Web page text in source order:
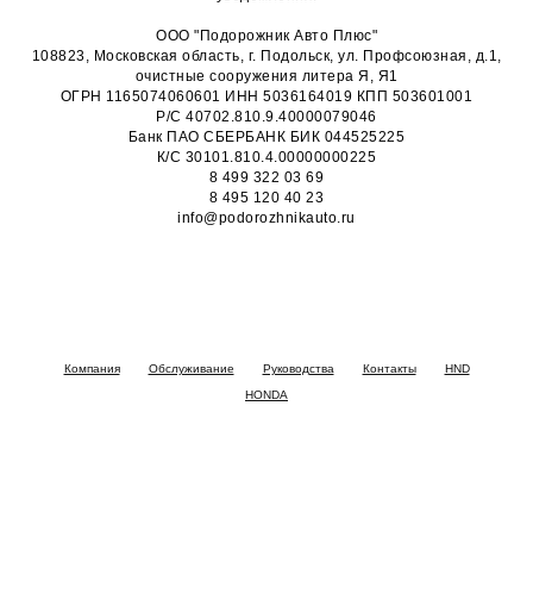
ООО "Подорожник Авто Плюс"
108823, Московская область, г. Подольск, ул. Профсоюзная, д.1,
очистные сооружения литера Я, Я1
ОГРН 1165074060601 ИНН 5036164019 КПП 503601001
Р/С 40702.810.9.40000079046
Банк ПАО СБЕРБАНК БИК 044525225
К/С 30101.810.4.00000000225
8 499 322 03 69
8 495 120 40 23
info@podorozhnikauto.ru
Компания Обслуживание Руководства Контакты
HND
HONDA